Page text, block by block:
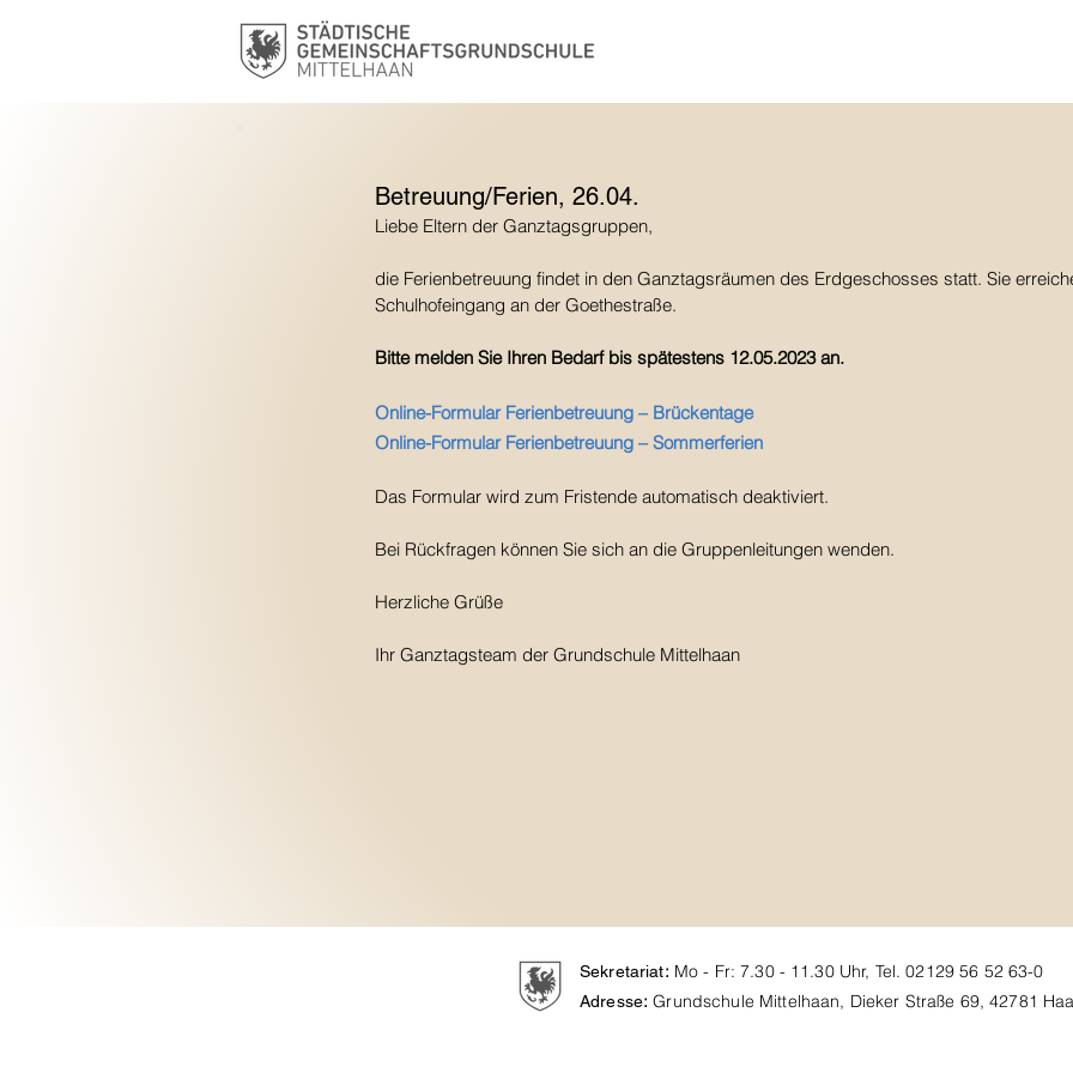
Betreuung/Ferien, 26.04.
Liebe Eltern der Ganztagsgruppen,
die Ferienbetreuung findet in den Ganztagsräumen des Erdgeschosses statt. Sie
Schulhofeingang an der Goethestraße.
Bitte melden Sie Ihren Bedarf bis spätestens 12.05.2023 an.
Online-Formular Ferienbetreuung – Brückentage
Online-Formular Ferienbetreuung – Sommerferien
Das Formular wird zum Fristende automatisch deaktiviert.
Bei Rückfragen können Sie sich an die Gruppenleitungen wenden.
Herzliche Grüße
Ihr Ganztagsteam der Grundschule Mittelhaan
Sekretariat: Mo - Fr: 7.30 - 11.30 Uhr, Tel. 02129 56 52 63-0
Adresse:Grundschule Mittelhaan, Dieker Straße 69, 42781